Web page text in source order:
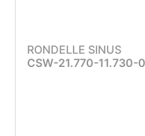
RONDELLE SINUS
CSW-21.770-11.730-